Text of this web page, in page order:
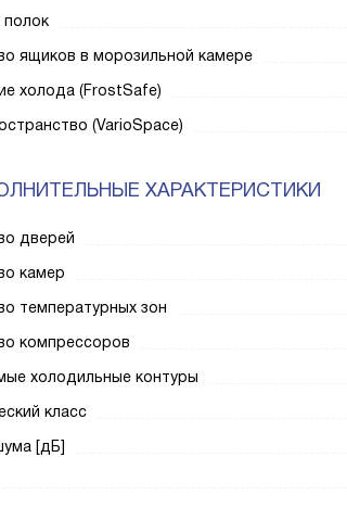
полок
ящиков в морозильной камере
холода (FrostSafe)
(VarioSpace)
ХАРАКТЕРИСТИКИ
дверей
камер
температурных зон
компрессоров
холодильные контуры
класс
[дБ]